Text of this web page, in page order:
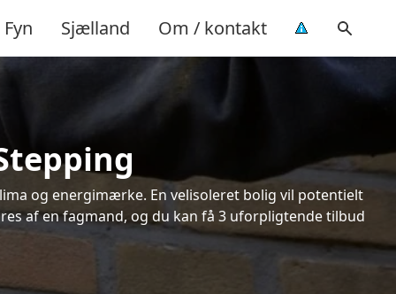
Fyn Sjælland Om / kontakt
og energimærke. En velisoleret bolig vil potentielt
af en fagmand, og du kan få 3 uforpligtende tilbud